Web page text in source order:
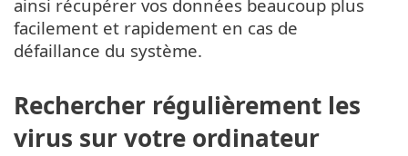
ainsi récupérer vos données beaucoup plus
facilement et rapidement en cas de
défaillance du système.
Rechercher régulièrement les
virus sur votre ordinateur